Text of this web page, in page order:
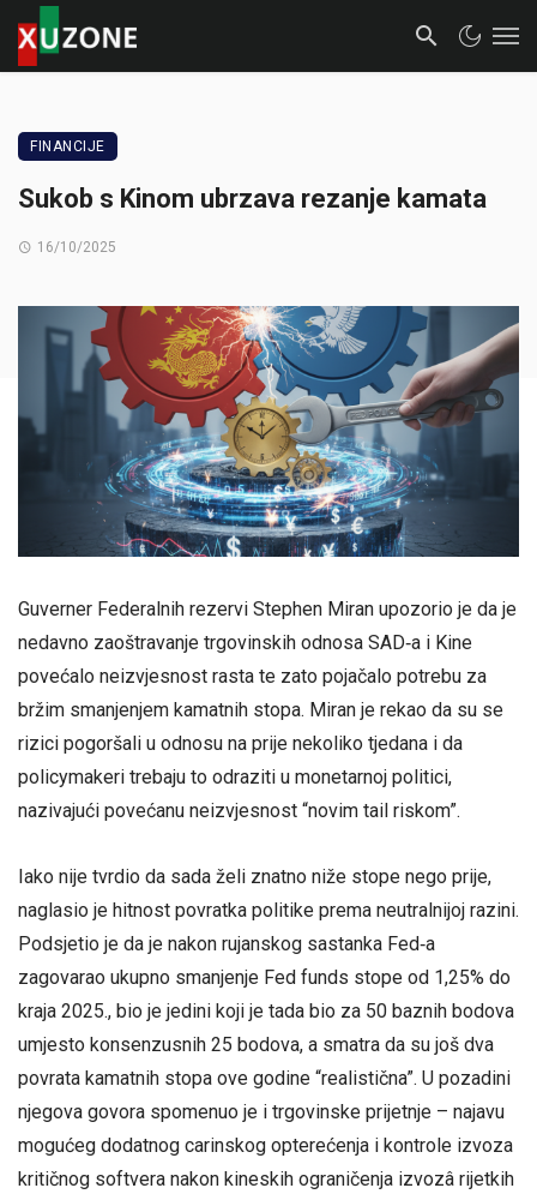
FINANCIJE
Sukob s Kinom ubrzava rezanje kamata
16/10/2025
Guverner Federalnih rezervi Stephen Miran upozorio je da je
nedavno zaoštravanje trgovinskih odnosa SAD‑a i Kine
povećalo neizvjesnost rasta te zato pojačalo potrebu za
bržim smanjenjem kamatnih stopa. Miran je rekao da su se
rizici pogoršali u odnosu na prije nekoliko tjedana i da
policymakeri trebaju to odraziti u monetarnoj politici,
nazivajući povećanu neizvjesnost “novim tail riskom”.
Iako nije tvrdio da sada želi znatno niže stope nego prije,
naglasio je hitnost povratka politike prema neutralnijoj razini.
Podsjetio je da je nakon rujanskog sastanka Fed‑a
zagovarao ukupno smanjenje Fed funds stope od 1,25% do
kraja 2025., bio je jedini koji je tada bio za 50 baznih bodova
umjesto konsenzusnih 25 bodova, a smatra da su još dva
povrata kamatnih stopa ove godine “realistična”. U pozadini
njegova govora spomenuo je i trgovinske prijetnje – najavu
mogućeg dodatnog carinskog opterećenja i kontrole izvoza
kritičnog softvera nakon kineskih ograničenja izvozâ rijetkih